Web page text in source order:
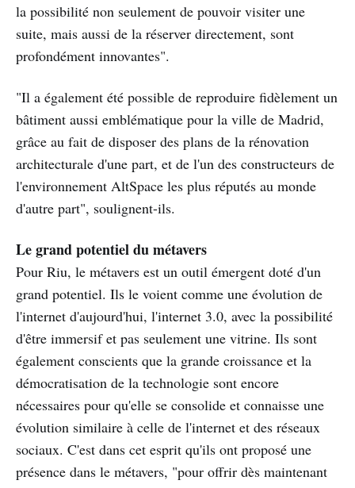
la possibilité non seulement de pouvoir visiter une
suite, mais aussi de la réserver directement, sont
profondément innovantes".
"Il a également été possible de reproduire fidèlement un
bâtiment aussi emblématique pour la ville de Madrid,
grâce au fait de disposer des plans de la rénovation
architecturale d'une part, et de l'un des constructeurs de
l'environnement AltSpace les plus réputés au monde
d'autre part", soulignent-ils.
Le grand potentiel du métavers
Pour Riu, le métavers est un outil émergent doté d'un
grand potentiel. Ils le voient comme une évolution de
l'internet d'aujourd'hui, l'internet 3.0, avec la possibilité
d'être immersif et pas seulement une vitrine. Ils sont
également conscients que la grande croissance et la
démocratisation de la technologie sont encore
nécessaires pour qu'elle se consolide et connaisse une
évolution similaire à celle de l'internet et des réseaux
sociaux. C'est dans cet esprit qu'ils ont proposé une
présence dans le métavers, "pour offrir dès maintenant